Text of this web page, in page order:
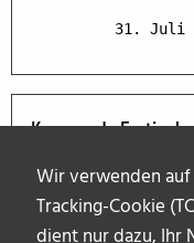
Wir verwenden
Tracking-Cookie
dient nur dazu, Ihr
31. Juli
Kommende Festivals